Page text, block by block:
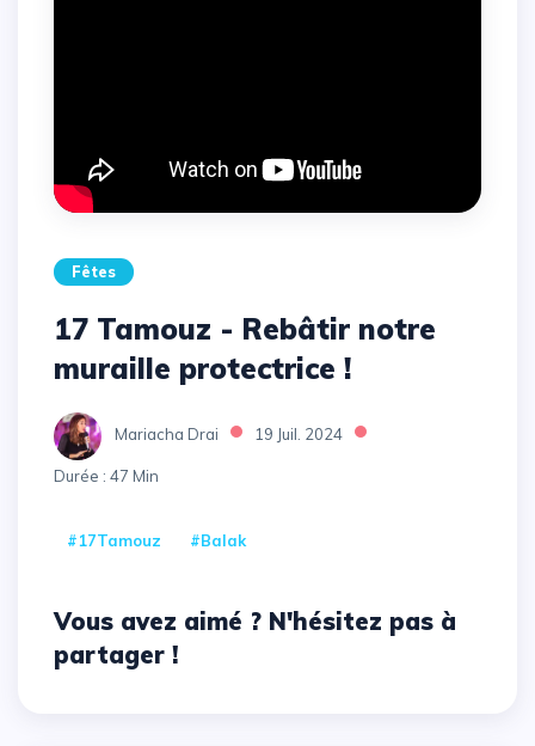
Fêtes
17 Tamouz - Rebâtir notre
muraille protectrice !
Mariacha Drai 19 Juil. 2024
Durée : 47 Min
#17Tamouz #Balak
Vous avez aimé ? N'hésitez pas à
partager !